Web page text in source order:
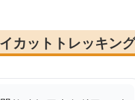
カットトレッキン